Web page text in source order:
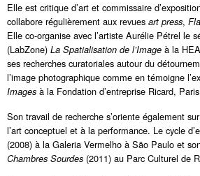
Elle est critique d’art et commissaire
collabore régulièrement aux revues art press,
Elle co-organise avec l’artiste Aurélie Pétrel le
(LabZone) La Spatialisation de l’Image à la
ses recherches curatoriales autour du
l’image photographique comme en témoigne
Images à la Fondation d’entreprise Ricard,
Son travail de recherche s’oriente également
l’art conceptuel et à la performance. Le cycle
(2008) à la Galeria Vermelho à São Paulo et
Chambres Sourdes (2011) au Parc Culturel de